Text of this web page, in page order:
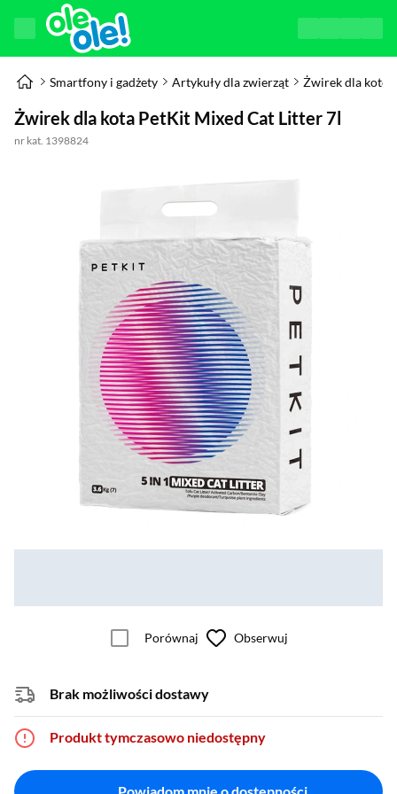
Smartfony i gadżety Artykuły dla zwierząt Żwirek dla
Żwirek dla kota PetKit Mixed Cat Litter 7l
nr kat. 1398824
Porównaj Obserwuj
Brak możliwości dostawy
Produkt tymczasowo niedostępny